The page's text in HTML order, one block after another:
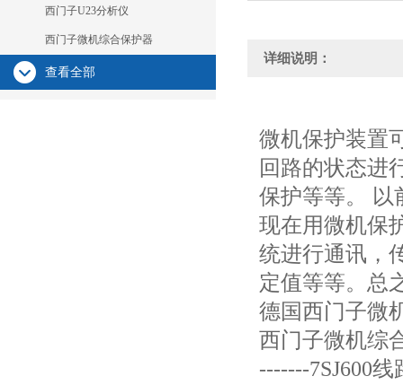
西门子U23分析仪
西门子微机综合保护器
查看全部
详细说明：
微机保护装置
回路的状态进
保护等等。 以
现在用微机保
统进行通讯，
定值等等。总
德国西门子微
西门子微机综
-------7SJ600